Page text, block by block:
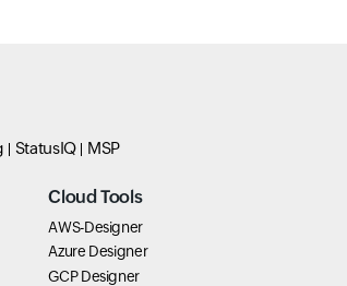
StatusIQ MSP
Cloud Tools
AWS-Designer
Azure Designer
GCP Designer